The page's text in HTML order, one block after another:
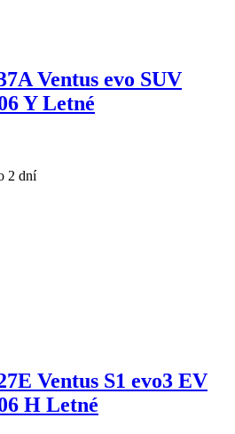
Ventus evo SUV
Y Letné
2 dní
Ventus S1 evo3 EV
H Letné